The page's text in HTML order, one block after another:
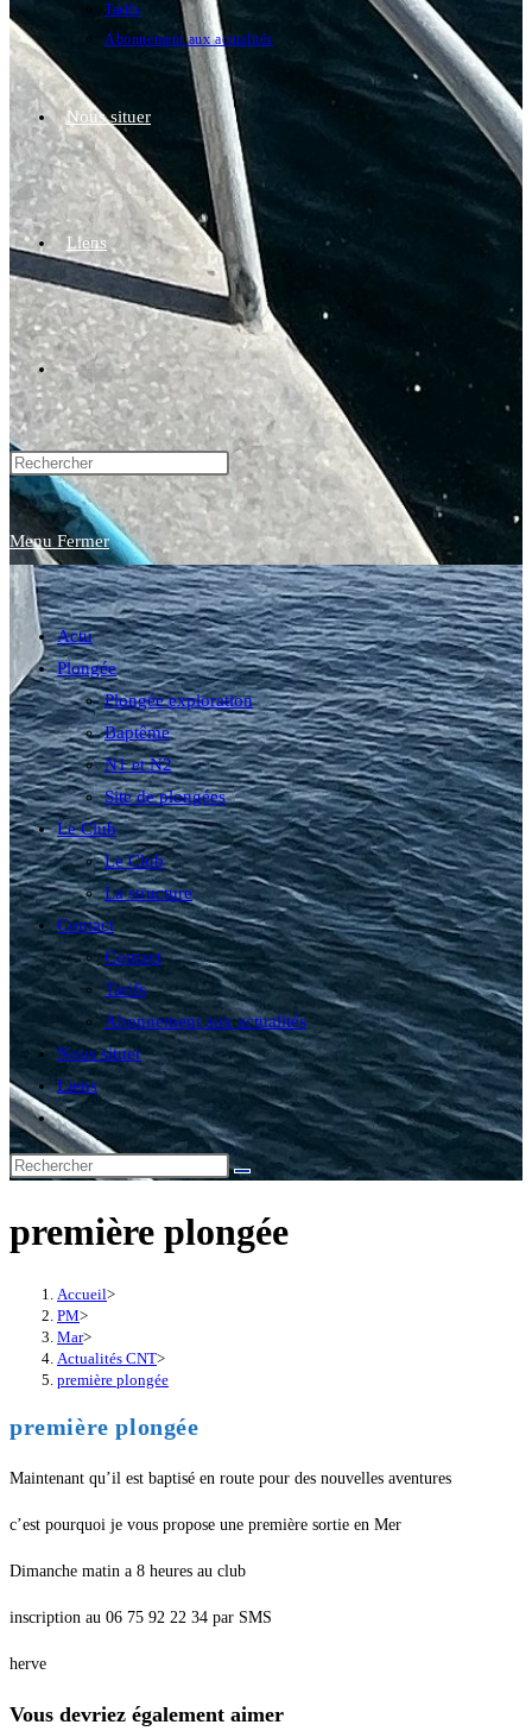
Tarifs
Abonnement aux actualités
Nous situer
Liens
Toggle
website
search
Menu Fermer
Actu
Plongée
Plongée exploration
Baptême
N1 et N2
Site de plongées
Le Club
Le Club
La structure
Contact
Contact
Tarifs
Abonnement aux actualités
Nous situer
Liens
Toggle
website
search
première plongée
Accueil>
PM>
Mar>
Actualités CNT>
première plongée
première plongée
Maintenant qu’il est baptisé en route pour des nouvelles aventures
c’est pourquoi je vous propose une première sortie en Mer
Dimanche matin a 8 heures au club
inscription au 06 75 92 22 34 par SMS
herve
Vous devriez également aimer